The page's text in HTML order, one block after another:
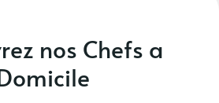
nos Chefs a